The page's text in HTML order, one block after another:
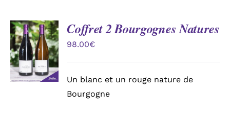
AJOUTER
AU
PANIER
/
DÉTAILS
Coffret 2 Bourgognes Natures
98.00€
Un blanc et un rouge nature de
Bourgogne